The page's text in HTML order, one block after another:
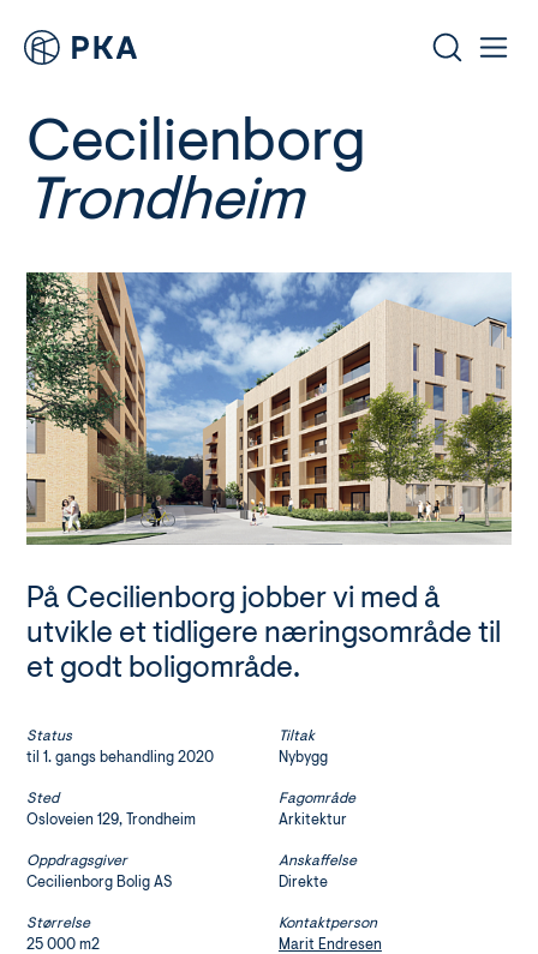
Cecilienborg
Trondheim
På Cecilienborg jobber vi med å
utvikle et tidligere næringsområde til
et godt boligområde.
Status
til 1. gangs behandling 2020
Sted
Osloveien 129, Trondheim
Oppdragsgiver
Cecilienborg Bolig AS
Størrelse
25 000 m2
Tiltak
Nybygg
Fagområde
Arkitektur
Anskaffelse
Direkte
Kontaktperson
Marit Endresen